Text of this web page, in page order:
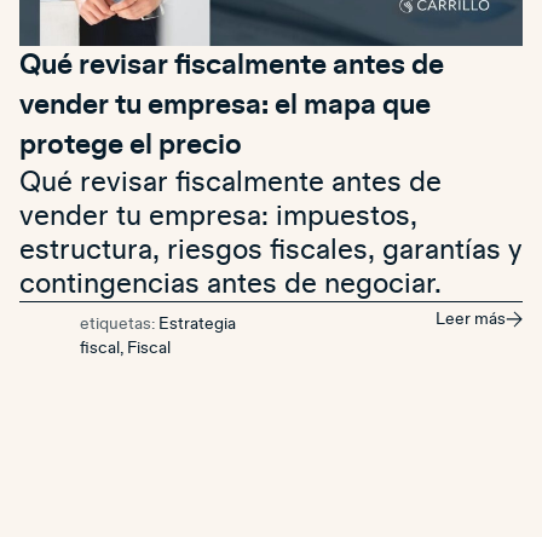
Qué revisar fiscalmente antes de
vender tu empresa: el mapa que
protege el precio
Qué revisar fiscalmente antes de
vender tu empresa: impuestos,
estructura, riesgos fiscales, garantías y
contingencias antes de negociar.
etiquetas: Estrategia
fiscal
Fiscal
Leer más